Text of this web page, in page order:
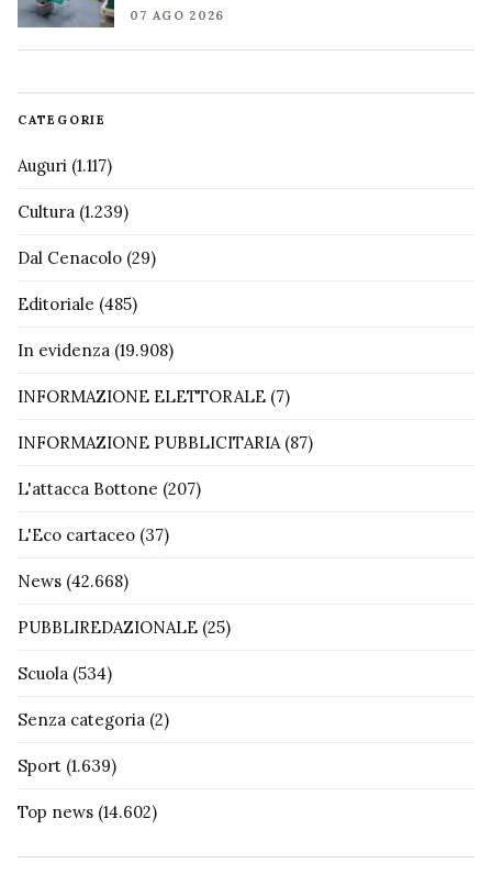
07 AGO 2026
CATEGORIE
Auguri (1.117)
Cultura (1.239)
Dal Cenacolo (29)
Editoriale (485)
In evidenza (19.908)
INFORMAZIONE ELETTORALE (7)
INFORMAZIONE PUBBLICITARIA(87)
L'attacca Bottone (207)
L'Eco cartaceo (37)
News (42.668)
PUBBLIREDAZIONALE (25)
Scuola (534)
Senza categoria (2)
Sport (1.639)
Top news (14.602)